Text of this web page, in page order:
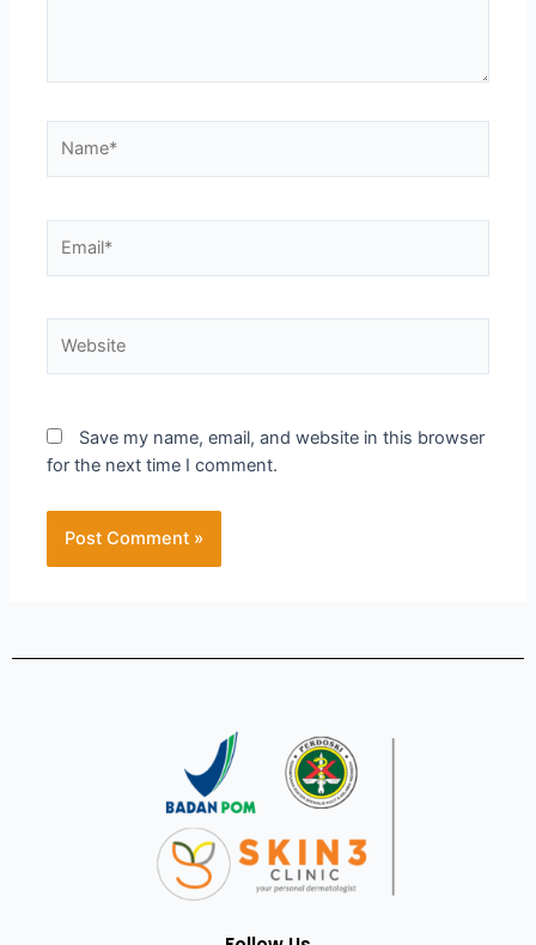
Save my name, email, and website in this browser
for the next time I comment.